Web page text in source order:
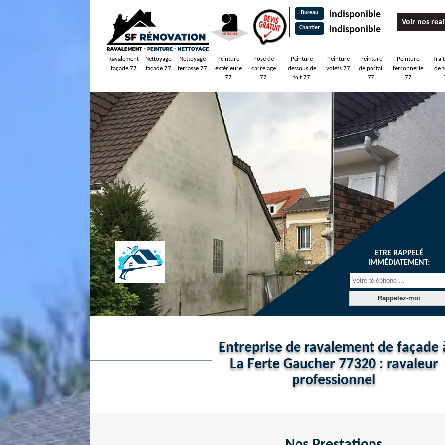
Bureau indisponible
Chantier indisponible
Voir nos
Ravalement
façade 77
Nettoyage
façade 77
Nettoyage
terrasse 77
Peinture
extérieure
77
Pose de
carrelage
77
Peinture
dessous de
toit 77
Peinture
volets 77
Peinture
de portail
77
Peinture
ferronnerie
77
de
ETRE RAPPELÉ
IMMÉDIATEMENT:
Entreprise de ravalement de façade
La Ferte Gaucher 77320 : ravaleur
professionnel